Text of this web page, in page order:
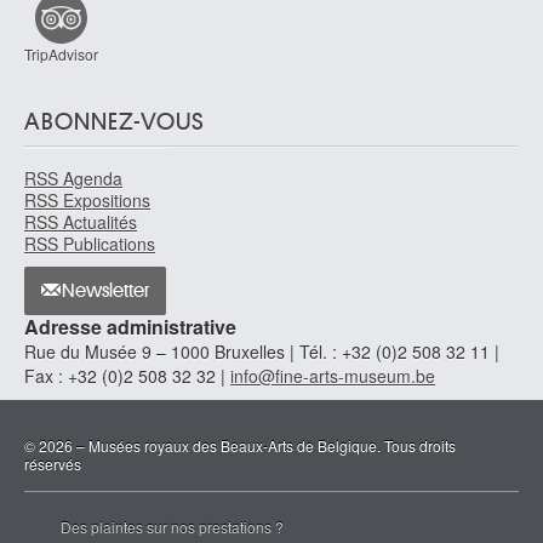
TripAdvisor
ABONNEZ-VOUS
RSS Agenda
RSS Expositions
RSS Actualités
RSS Publications
Newsletter
Adresse administrative
Rue du Musée 9 – 1000 Bruxelles | Tél. : +32 (0)2 508 32 11 |
Fax : +32 (0)2 508 32 32 | info@fine-arts-museum.be
© 2026 – Musées royaux des Beaux-Arts de Belgique. Tous droits
réservés
Des plaintes sur nos prestations ?